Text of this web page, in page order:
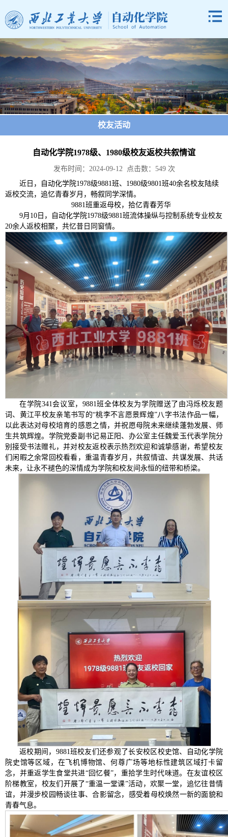
校友活动
自动化学院1978级、1980级校友返校共叙情谊
发布时间：2024-09-12 点击数： 549 次
近日，自动化学院1978级9881班、1980级9801班40余名校友陆续
返校交流，追忆青春岁月，畅叙同学深情。
9881班重返母校，拾亿青春芳华
9月10日，自动化学院1978级9881班流体操纵与控制系统专业校友
20余人返校相聚，共忆昔日同窗情。
在学院341会议室，9881班全体校友为学院赠送了由冯烁校友题
词、黄江平校友亲笔书写的“桃李不言愿景辉煌”八字书法作品一幅，
以此表达对母校培育的感恩之情，并祝愿母院未来继续蓬勃发展、师
生共筑辉煌。学院党委副书记易正阳、办公室主任魏爱玉代表学院分
别接受书法赠礼，并对校友返校表示热烈欢迎和诚挚感谢，希望校友
们闲暇之余常回校看看，重温青春岁月，共叙情谊、共谋发展、共话
未来，让永不褪色的深情成为学院和校友间永恒的纽带和桥梁。
返校期间，9881班校友们还参观了长安校区校史馆、自动化学院
院史馆等区域，在飞机博物馆、何尊广场等地标性建筑区域打卡留
念，并重返学生食堂共进“回忆餐”，重拾学生时代味道。在友谊校区
阶梯教室，校友们开展了“重温一堂课”活动，欢聚一堂，追忆往昔情
谊，并漫步校园畅谈往事、合影留念，感受着母校焕然一新的面貌和
青春气息。